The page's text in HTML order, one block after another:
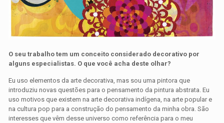
O seu trabalho tem um conceito considerado decorativo por
alguns especialistas. O que você acha deste olhar?
Eu uso elementos da arte decorativa, mas sou uma pintora que
introduziu novas questões para o pensamento da pintura abstrata. Eu
uso motivos que existem na arte decorativa indígena, na arte popular e
na cultura pop para a construção do pensamento da minha obra. São
interesses que vêm desse universo como referência para o meu